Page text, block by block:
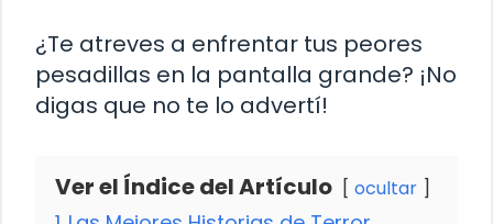
¿Te atreves a enfrentar tus peores
pesadillas en la pantalla grande? ¡No
digas que no te lo advertí!
Ver el Índice del Artículo ocultar